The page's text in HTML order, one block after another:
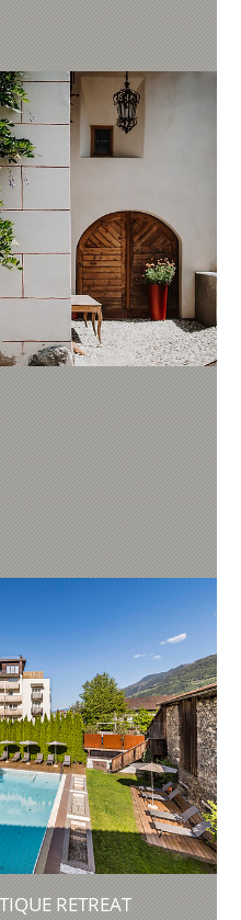
RETREAT